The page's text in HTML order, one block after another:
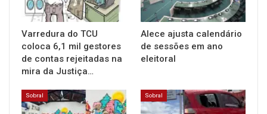
Varredura do TCU
coloca 6,1 mil gestores
de contas rejeitadas na
mira da Justiça…
Alece ajusta calendário
de sessões em ano
eleitoral
Sobral Sobral